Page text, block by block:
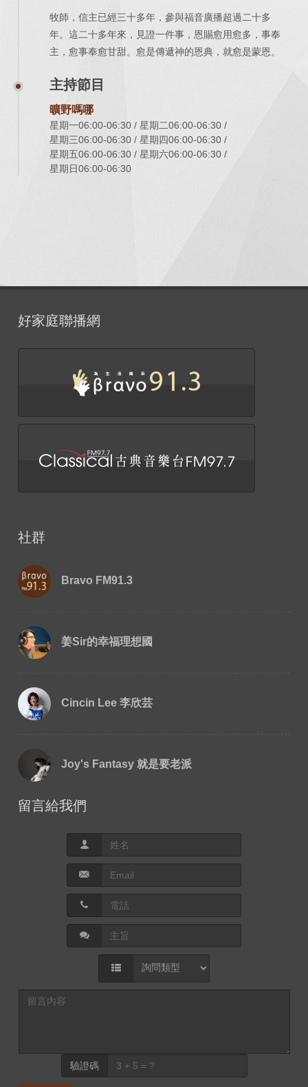
牧師，信主已經三十多年，參與福音廣播超過二十多
年。這二十多年來，見證一件事，恩賜愈用愈多，事奉
主，愈事奉愈甘甜。愈是傳遞神的恩典，就愈是蒙恩。
主持節目
曠野嗎哪
星期一06:00-06:30
星期二06:00-06:30
星期三06:00-06:30
星期四06:00-06:30
星期五06:00-06:30
星期六06:00-06:30
星期日06:00-06:30
好家庭聯播網
社群
Bravo FM91.3
姜Sir的幸福理想國
Cincin Lee 李欣芸
Joy's Fantasy 就是要老派
留言給我們
驗證碼